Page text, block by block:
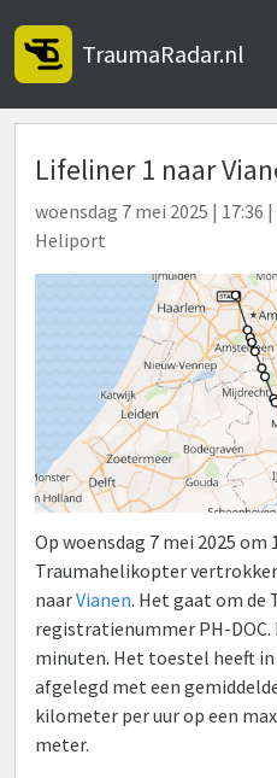
TraumaRadar.nl
Lifeliner 1 naar
woensdag 7 mei 2025 | 17:36
Heliport
Op woensdag 7 mei 2025 om
Traumahelikopter
naarVianen. Het gaat om
registratienummer PH-DOC.
minuten. Het toestel heeft
afgelegd met een
kilometer per uur op een
meter.